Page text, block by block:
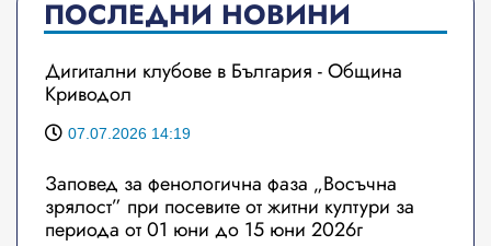
ПОСЛЕДНИ НОВИНИ
Дигитални клубове в България - Община
Криводол
07.07.2026 14:19
Заповед за фенологична фаза „Восъчна
зрялост” при посевите от житни култури за
периода от 01 юни до 15 юни 2026г